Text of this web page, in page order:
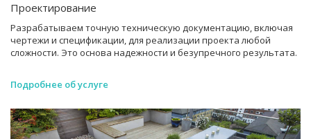
Проектирование
Разрабатываем точную техническую документацию, включая
чертежи и спецификации, для реализации проекта любой
сложности. Это основа надежности и безупречного результата.
Подробнее об услуге